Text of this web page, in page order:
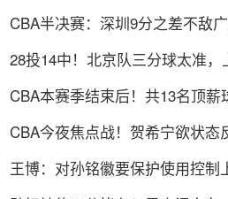
CBA半决赛：深圳9分之差不敌
28投14中！北京队三分球太准
CBA本赛季结束后！共13名顶薪
CBA今夜焦点战！贺希宁欲状态
王博：对孙铭徽要保护使用控制